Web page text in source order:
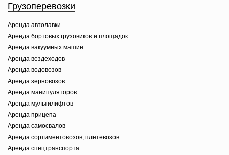
Грузоперевозки
Аренда автолавки
Аренда бортовых грузовиков и площадок
Аренда вакуумных машин
Аренда вездеходов
Аренда водовозов
Аренда зерновозов
Аренда манипуляторов
Аренда мультилифтов
Аренда прицепа
Аренда самосвалов
Аренда сортиментовозов, плетевозов
Аренда спецтранспорта